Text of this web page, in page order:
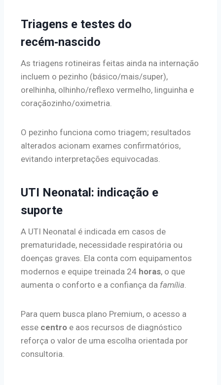
Triagens e testes do
recém‑nascido
As triagens rotineiras feitas ainda na internação
incluem o pezinho (básico/mais/super),
orelhinha, olhinho/reflexo vermelho, linguinha e
coraçãozinho/oximetria.
O pezinho funciona como triagem; resultados
alterados acionam exames confirmatórios,
evitando interpretações equivocadas.
UTI Neonatal: indicação e
suporte
A UTI Neonatal é indicada em casos de
prematuridade, necessidade respiratória ou
doenças graves. Ela conta com equipamentos
modernos e equipe treinada 24 horas, o que
aumenta o conforto e a confiança da família
Para quem busca plano Premium, o acesso a
esse centro e aos recursos de diagnóstico
reforça o valor de uma escolha orientada por
consultoria.